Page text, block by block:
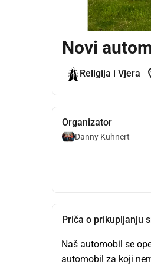
Novi
Religija i Vjera
Organizator
Danny Kuhnert
Priča o prikupljanju
Naš automobil se
automobil za koji